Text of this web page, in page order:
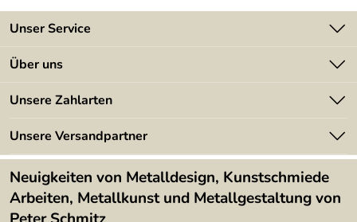
Unser Service
Kontakt
Kundeninformationen
Newsletter
Lieferbedingungen
Über uns
Angebote
Kundenbewertungen (394)
4,9/5
Unsere Zahlarten
Unsere Versandpartner
Neuigkeiten von Metalldesign, Kunstschmiede
Arbeiten, Metallkunst und Metallgestaltung von